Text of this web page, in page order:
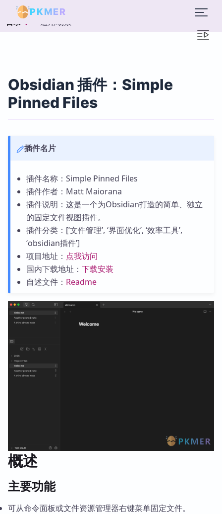
PKMER
目录 适用场景
Obsidian 插件：Simple
Pinned Files
插件名片
插件名称：Simple Pinned Files
插件作者：Matt Maiorana
插件说明：这是一个为Obsidian打造的简单、独立
的固定文件视图插件。
插件分类：[‘文件管理’, ‘界面优化’, ‘效率工具’,
‘obsidian插件’]
项目地址： 点我访问
国内下载地址： 下载安装
自述文件： Readme
概述
主要功能
可从命令面板或文件资源管理器右键菜单固定文件。